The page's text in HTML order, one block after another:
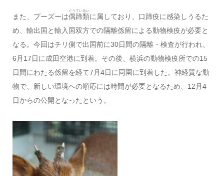
また、プーズーは偶蹄類
ぐうているい
に属しており、口蹄疫に感染しうるた
め、輸出国と輸入国双方での隔離係留による動物検疫が必要と
なる。今回はチリ側で出国前に30日間の隔離・検査が行われ、
6月17日に成田空港に到着。その後、横浜の動物検疫所での15
日間にわたる係留を経て7月4日に同園に到着した。神経質な動
物で、新しい環境への順応には時間が必要となるため、12月4
日からの公開となったという。